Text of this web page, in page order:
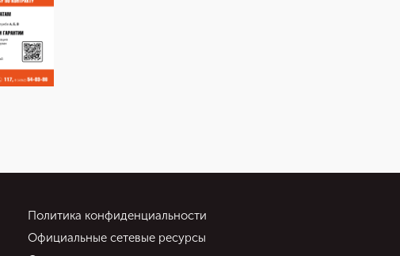
Политика конфиденциальности
Официальные сетевые ресурсы